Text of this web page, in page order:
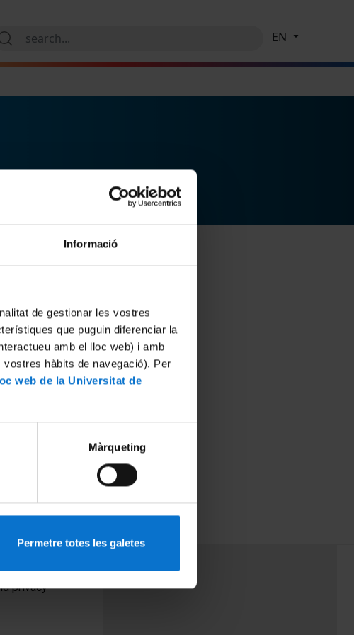
Informació
de gestionar les vostres
que puguin diferenciar la
amb el lloc web) i amb
vostres hàbits de navegació). Per
web de la Universitat de
Màrqueting
Permetre totes les galetes
EN
privacy